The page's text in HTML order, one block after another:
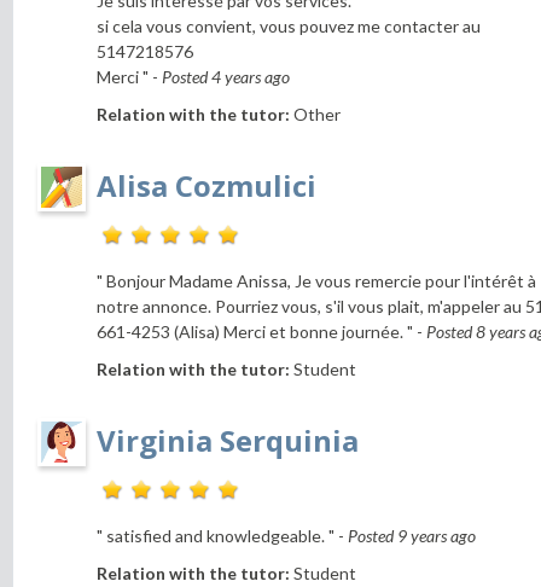
si cela vous convient, vous pouvez me contacter au
5147218576
Merci " - Posted 4 years ago
Relation with the tutor: Other
Alisa Cozmulici
" Bonjour Madame Anissa, Je vous remercie pour l'intérêt à
notre annonce. Pourriez vous, s'il vous plait, m'appeler au
661-4253 (Alisa) Merci et bonne journée. " - Posted 8 years
Relation with the tutor: Student
Virginia Serquinia
" satisfied and knowledgeable. " - Posted 9 years ago
Relation with the tutor: Student